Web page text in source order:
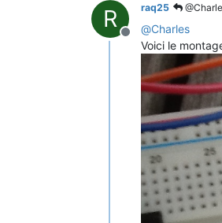
R
Offline
raq25
@Charles
Voici le